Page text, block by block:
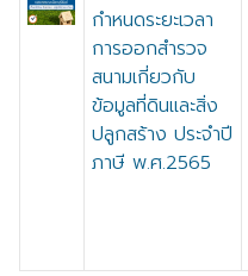
กำหนดระยะเวลา
การออกสำรวจ
สนามเกี่ยวกับ
ข้อมูลที่ดินและสิ่ง
ปลูกสร้าง ประจำปี
ภาษี พ.ศ.2565